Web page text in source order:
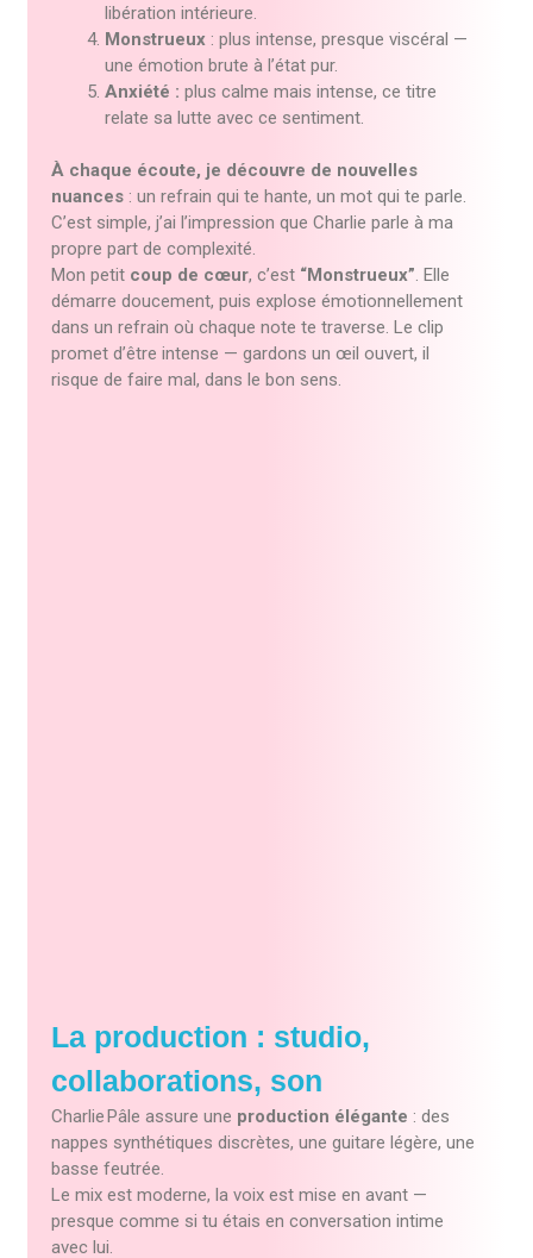
libération intérieure.
Monstrueux : plus intense, presque viscéral —
une émotion brute à l’état pur.
Anxiété :plus calme mais intense, ce titre
relate sa lutte avec ce sentiment.
À chaque écoute, je découvre de nouvelles
nuances : un refrain qui te hante, un mot qui te parle.
C’est simple, j’ai l’impression que Charlie parle à ma
propre part de complexité.
Mon petit coup de cœur, c’est “Monstrueux”. Elle
démarre doucement, puis explose émotionnellement
dans un refrain où chaque note te traverse. Le clip
promet d’être intense — gardons un œil ouvert, il
risque de faire mal, dans le bon sens.
La production : studio,
collaborations, son
Charlie Pâle assure une production élégante : des
nappes synthétiques discrètes, une guitare légère, une
basse feutrée.
Le mix est moderne, la voix est mise en avant —
presque comme si tu étais en conversation intime
avec lui.